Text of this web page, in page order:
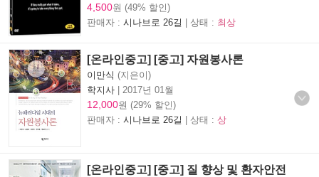
4,500원 (49% 할인)
판매자 : 시나브로 26길 | 상태 : 최상
[온라인중고] [중고] 자원봉사론
이만식 (지은이)
학지사 | 2017년 01월
12,000원 (29% 할인)
판매자 : 시나브로 26길 | 상태 : 상
[온라인중고] [중고] 질 향상 및 환자안전